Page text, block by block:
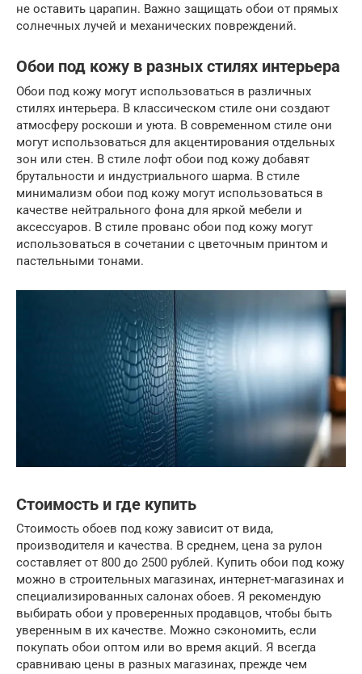
не оставить царапин. Важно защищать обои от прямых
солнечных лучей и механических повреждений.
Обои под кожу в разных стилях интерьера
Обои под кожу могут использоваться в различных
стилях интерьера. В классическом стиле они создают
атмосферу роскоши и уюта. В современном стиле они
могут использоваться для акцентирования отдельных
зон или стен. В стиле лофт обои под кожу добавят
брутальности и индустриального шарма. В стиле
минимализм обои под кожу могут использоваться в
качестве нейтрального фона для яркой мебели и
аксессуаров. В стиле прованс обои под кожу могут
использоваться в сочетании с цветочным принтом и
пастельными тонами.
Стоимость и где купить
Стоимость обоев под кожу зависит от вида,
производителя и качества. В среднем, цена за рулон
составляет от 800 до 2500 рублей. Купить обои под кожу
можно в строительных магазинах, интернет-магазинах и
специализированных салонах обоев. Я рекомендую
выбирать обои у проверенных продавцов, чтобы быть
уверенным в их качестве. Можно сэкономить, если
покупать обои оптом или во время акций. Я всегда
сравниваю цены в разных магазинах, прежде чем